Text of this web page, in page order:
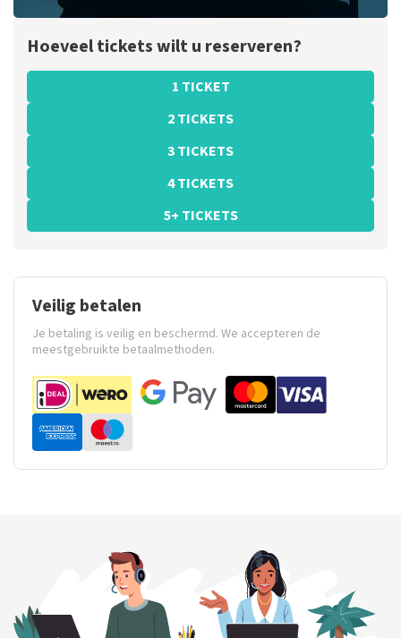
Hoeveel tickets wilt u reserveren?
1 TICKET
2 TICKETS
3 TICKETS
4 TICKETS
5+ TICKETS
Veilig betalen
Je betaling is veilig en beschermd. We accepteren de
meestgebruikte betaalmethoden.